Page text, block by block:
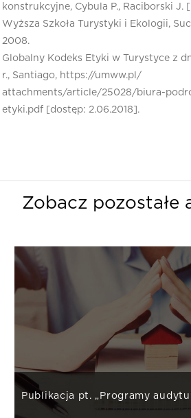
konstrukcyjne, Cybula P., Raciborski J.
Wyższa Szkoła Turystyki i Ekologii,
2008.
Globalny Kodeks Etyki w Turystyce z
r., Santiago, https://umww.pl/
attachments/article/25028/biura-
etyki.pdf [dostęp: 2.06.2018].
Zobacz pozostałe
Publikacja pt. „Programy